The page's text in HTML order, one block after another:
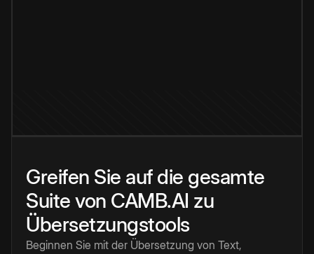
Greifen Sie auf die gesamte
Suite von CAMB.AI zu
Übersetzungstools
Beginnen Sie mit der Übersetzung von Text,